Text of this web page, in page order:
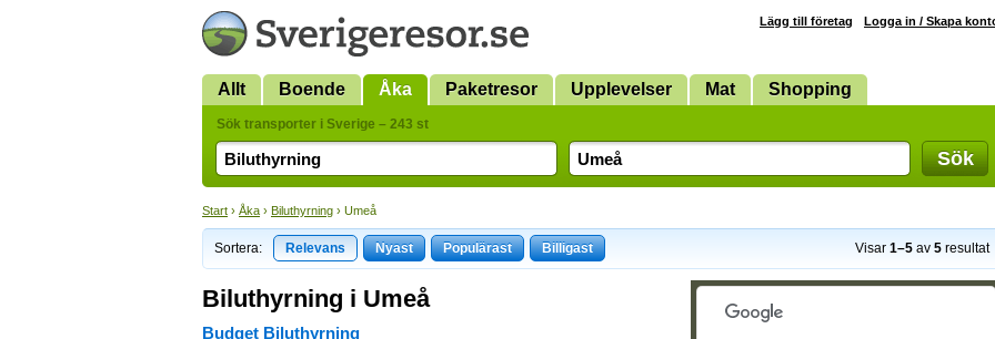
Lägg till företag Logga in / Skapa
Allt Boende Åka Paketresor Upplevelser Mat Shopping
Sök transporter i Sverige – 243 st
Sök
Start › Åka › Biluthyrning › Umeå
Sortera: Relevans Nyast Populärast Billigast Visar 1–5 av 5 resultat
Biluthyrning i Umeå
Budget Biluthyrning